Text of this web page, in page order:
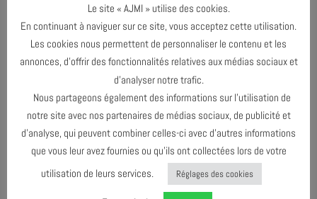
LES FEMMES INSTRUMENTISTES DANS
LE JAZZ
NOVEMBRE 2025
AGENDA AU FORMATICAL
Le site « AJMI » utilise des cookies.
En continuant à naviguer sur ce site, vous acceptez cette utilisation.
Les cookies nous permettent de personnaliser le contenu et les
annonces, d’offrir des fonctionnalités relatives aux médias sociaux et
d’analyser notre trafic.
Nous partageons également des informations sur l’utilisation de
notre site avec nos partenaires de médias sociaux, de publicité et
d’analyse, qui peuvent combiner celles-ci avec d’autres informations
que vous leur avez fournies ou qu’ils ont collectées lors de votre
utilisation de leurs services.
Réglages des cookies